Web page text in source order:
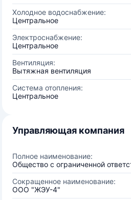
Холодное водоснабжение:
Центральное
Электроснабжение:
Центральное
Вентиляция:
Вытяжная вентиляция
Система отопления:
Центральное
Управляющая компания
Полное наименование:
Общество с ограниченной
Сокращенное наименование:
ООО "ЖЭУ-4"